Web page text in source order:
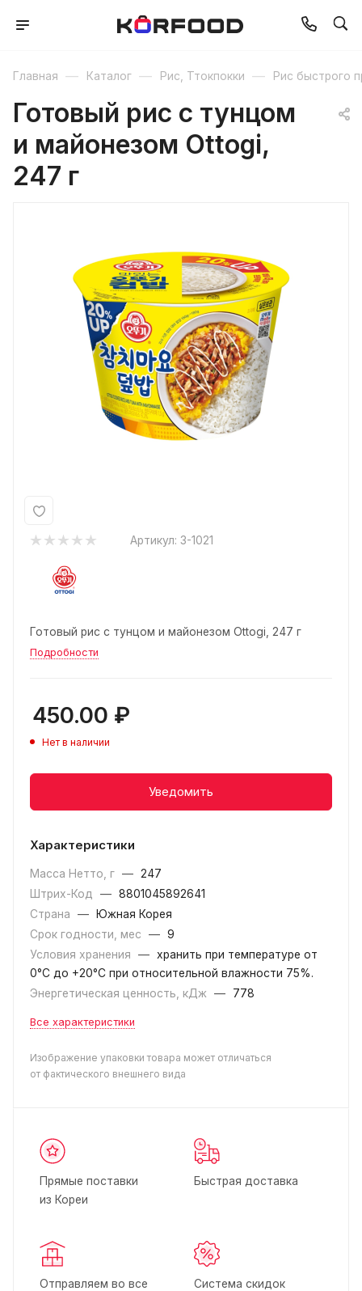
Главная — Каталог — Рис, Ттокпокки — Рис быстрого
Готовый рис с тунцом
и майонезом Ottogi,
247 г
Артикул: 3-1021
Готовый рис с тунцом и майонезом Ottogi, 247 г
Подробности
450.00 ₽
Нет в наличии
Уведомить
Характеристики
Масса Нетто, г — 247
Штрих-Код
— 8801045892641
Страна
—
Южная Корея
Срок годности, мес
— 9
Условия хранения
— хранить при температуре от
0°С до +20°C при относительной влажности 75%.
Энергетическая ценность, кДж
— 778
Все характеристики
Изображение упаковки товара может отличаться
от фактического внешнего вида
Прямые поставки
из Кореи
Быстрая доставка
Отправляем во все
Система скидок